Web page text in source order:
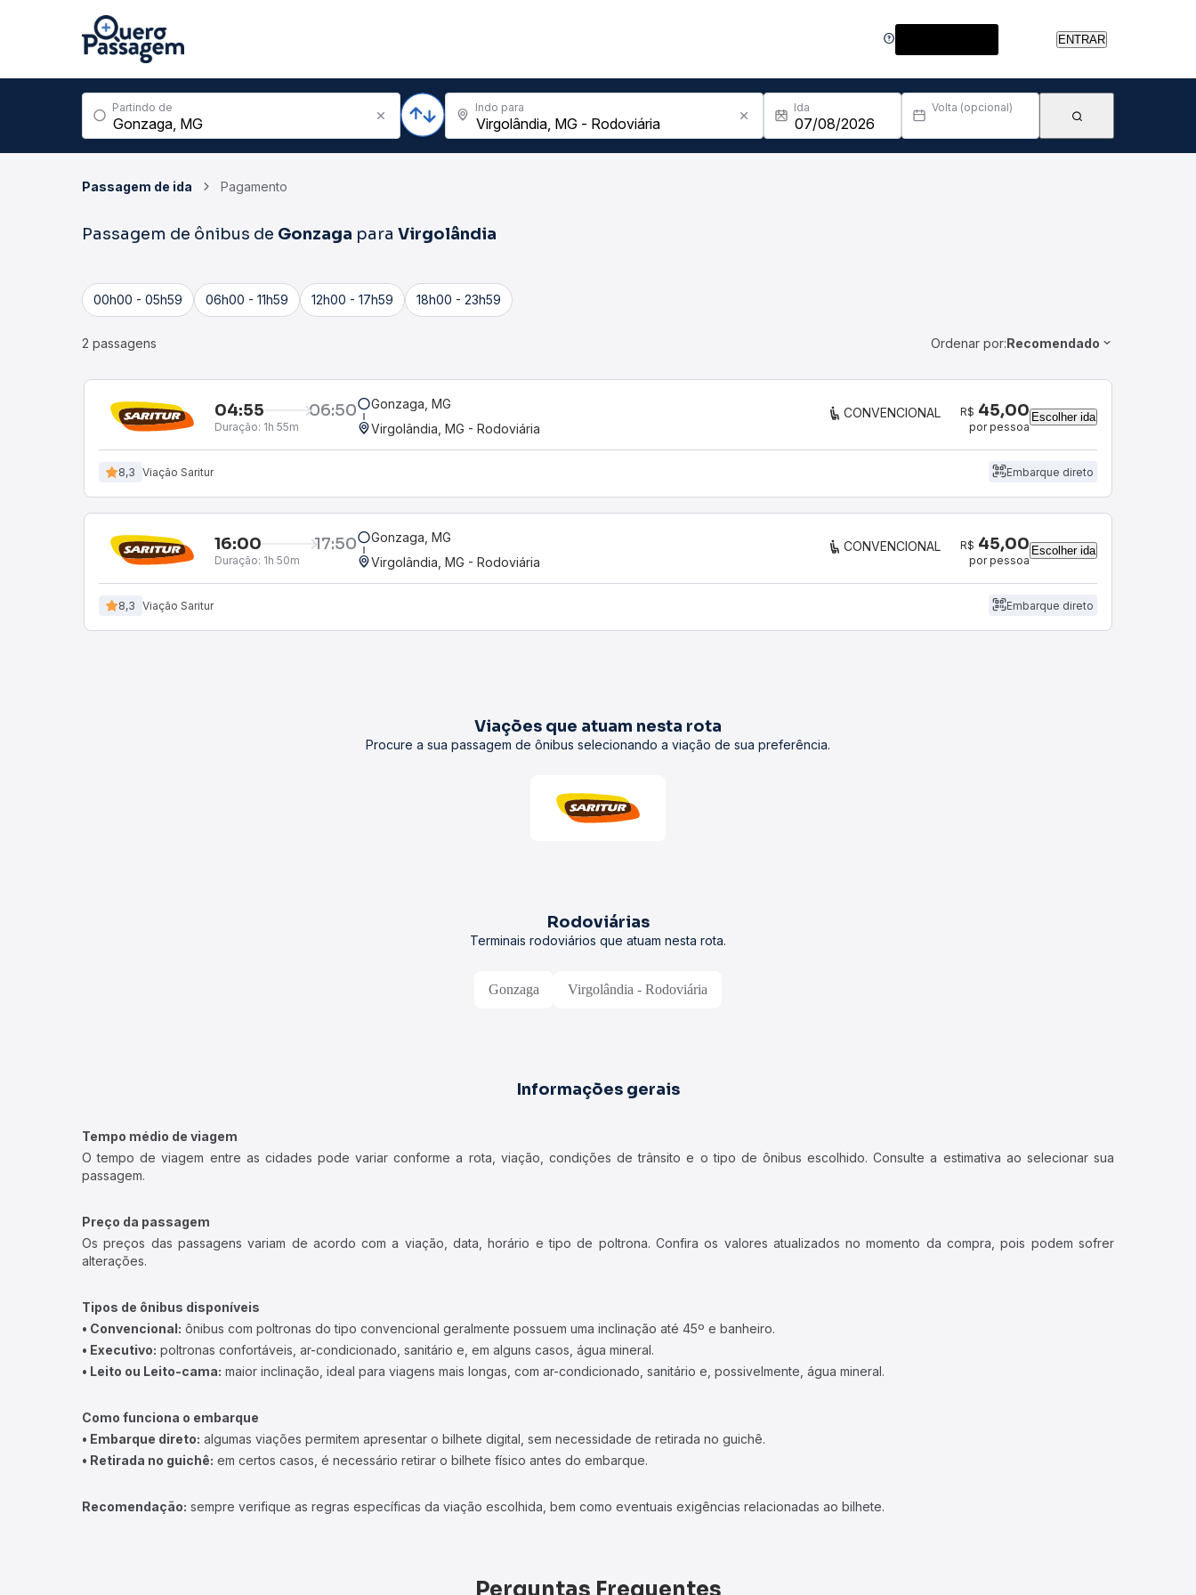
ENTRAR
Partindo de Indo para Ida Volta (opcional)
Passagem de ida Pagamento
Passagem de ônibus de Gonzaga para Virgolândia
00h00 - 05h59 06h00 - 11h59 12h00 - 17h59 18h00 - 23h59
2 passagens Ordenar por:Recomendado
04:55 06:50
Duração: 1h 55m
Gonzaga, MG
Virgolândia, MG - Rodoviária
CONVENCIONAL R$ 45,00
por pessoa
Escolher ida
8,3 Viação Saritur Embarque direto
16:00 17:50
Duração: 1h 50m
Gonzaga, MG
Virgolândia, MG - Rodoviária
CONVENCIONAL R$ 45,00
por pessoa
Escolher ida
8,3 Viação Saritur Embarque direto
Viações que atuam nesta rota
Procure a sua passagem de ônibus selecionando a viação de sua preferência.
Rodoviárias
Terminais rodoviários que atuam nesta rota.
Gonzaga Virgolândia - Rodoviária
Informações gerais
Tempo médio de viagem
O tempo de viagem entre as cidades pode variar conforme a rota, viação, condições de trânsito e o tipo de ônibus escolhido. Consulte a estimativa ao selecionar sua
passagem.
Preço da passagem
Os preços das passagens variam de acordo com a viação, data, horário e tipo de poltrona. Confira os valores atualizados no momento da compra, pois podem sofrer
alterações.
Tipos de ônibus disponíveis
• Convencional: ônibus com poltronas do tipo convencional geralmente possuem uma inclinação até 45º e banheiro.
• Executivo: poltronas confortáveis, ar-condicionado, sanitário e, em alguns casos, água mineral.
• Leito ou Leito-cama: maior inclinação, ideal para viagens mais longas, com ar-condicionado, sanitário e, possivelmente, água mineral.
Como funciona o embarque
• Embarque direto: algumas viações permitem apresentar o bilhete digital, sem necessidade de retirada no guichê.
• Retirada no guichê: em certos casos, é necessário retirar o bilhete físico antes do embarque.
Recomendação: sempre verifique as regras específicas da viação escolhida, bem como eventuais exigências relacionadas ao bilhete.
Perguntas Frequentes